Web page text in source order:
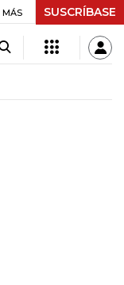
$ 417,01 +$ 0,05
MÁS SUSCRÍBASE